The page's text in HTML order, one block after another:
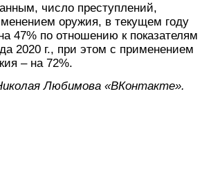
число преступлений,
оружия, в текущем году
47% по отношению к показателям
2020 г., при этом с применением
– на 72%.
Любимова «ВКонтакте».